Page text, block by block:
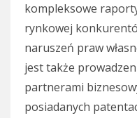
kompleksowe
rynkowej
naruszeń praw
jest także
partnerami
posiadanych